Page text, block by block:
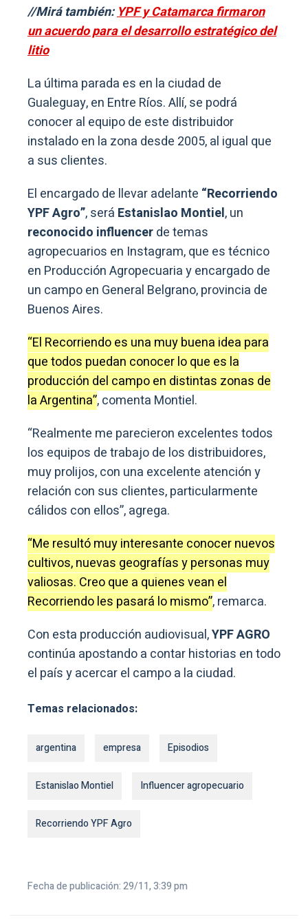
//Mirá también:YPF y Catamarca firmaron
un acuerdo para el desarrollo estratégico del
litio
La última parada es en la ciudad de
Gualeguay, en Entre Ríos. Allí, se podrá
conocer al equipo de este distribuidor
instalado en la zona desde 2005, al igual que
a sus clientes.
El encargado de llevar adelante “Recorriendo
YPF Agro”, será Estanislao Montiel, un
reconocido influencerde temas
agropecuarios en Instagram, que es técnico
en Producción Agropecuaria y encargado de
un campo en General Belgrano, provincia de
Buenos Aires.
“El Recorriendo es una muy buena idea para
que todos puedan conocer lo que es la
producción del campo en distintas zonas de
la Argentina”, comenta Montiel.
“Realmente me parecieron excelentes todos
los equipos de trabajo de los distribuidores,
muy prolijos, con una excelente atención y
relación con sus clientes, particularmente
cálidos con ellos”, agrega.
“Me resultó muy interesante conocer nuevos
cultivos, nuevas geografías y personas muy
valiosas. Creo que a quienes vean el
Recorriendo les pasará lo mismo”, remarca.
Con esta producción audiovisual,YPF AGRO
continúa apostando a contar historias en todo
el país y acercar el campo a la ciudad.
Temas relacionados:
argentina empresa Episodios
Estanislao Montiel Influencer agropecuario
Recorriendo YPF Agro
Fecha de publicación: 29/11, 3:39 pm